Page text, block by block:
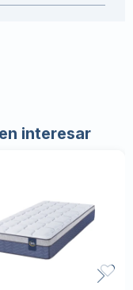
interesar